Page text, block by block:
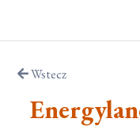
Wstecz